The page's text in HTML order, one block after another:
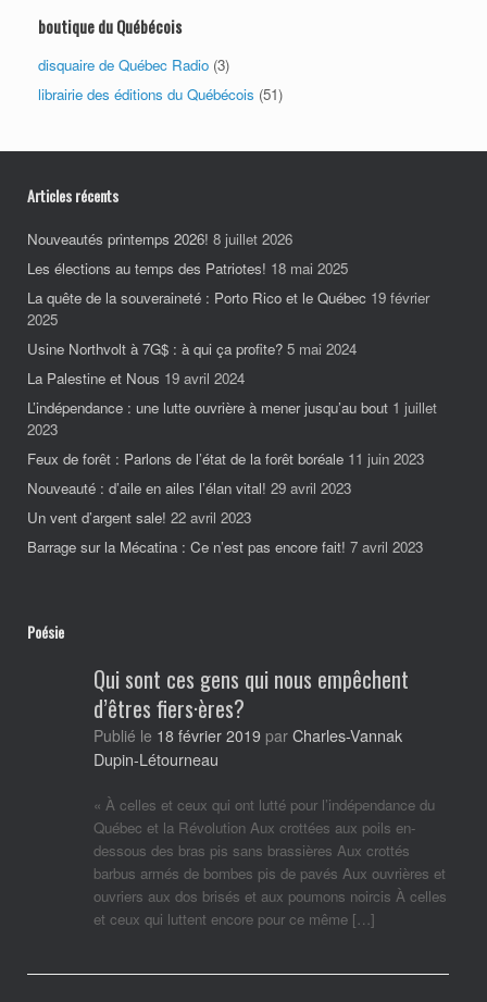
boutique du Québécois
disquaire de Québec Radio (3)
librairie des éditions du Québécois (51)
Articles récents
Nouveautés printemps 2026! 8 juillet 2026
Les élections au temps des Patriotes! 18 mai 2025
La quête de la souveraineté : Porto Rico et le Québec 19 février
2025
Usine Northvolt à 7G$ : à qui ça profite? 5 mai 2024
La Palestine et Nous 19 avril 2024
L’indépendance : une lutte ouvrière à mener jusqu’au bout 1 juillet
2023
Feux de forêt : Parlons de l’état de la forêt boréale 11 juin 2023
Nouveauté : d’aile en ailes l’élan vital! 29 avril 2023
Un vent d’argent sale! 22 avril 2023
Barrage sur la Mécatina : Ce n’est pas encore fait! 7 avril 2023
Poésie
Qui sont ces gens qui nous empêchent
d’êtres fiers·ères?
Publié le 18 février 2019 par Charles-Vannak
Dupin-Létourneau
« À celles et ceux qui ont lutté pour l’indépendance du
Québec et la Révolution Aux crottées aux poils en-
dessous des bras pis sans brassières Aux crottés
barbus armés de bombes pis de pavés Aux ouvrières et
ouvriers aux dos brisés et aux poumons noircis À celles
et ceux qui luttent encore pour ce même […]